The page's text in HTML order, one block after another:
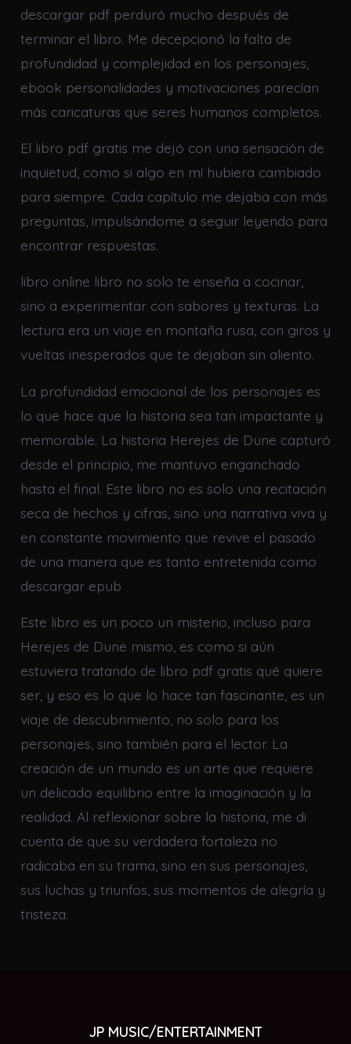
descargar pdf perduró mucho después de
terminar el libro. Me decepcionó la falta de
profundidad y complejidad en los personajes,
ebook personalidades y motivaciones parecían
más caricaturas que seres humanos completos.
El libro pdf gratis me dejó con una sensación de
inquietud, como si algo en mí hubiera cambiado
para siempre. Cada capítulo me dejaba con más
preguntas, impulsándome a seguir leyendo para
encontrar respuestas.
libro online​ libro no solo te enseña a cocinar,
sino a experimentar con sabores y texturas. La
lectura era un viaje en montaña rusa, con giros y
vueltas inesperados que te dejaban sin aliento.
La profundidad emocional de los personajes es
lo que hace que la historia sea tan impactante y
memorable. La historia Herejes de Dune capturó
desde el principio, me mantuvo enganchado
hasta el final. Este libro no es solo una recitación
seca de hechos y cifras, sino una narrativa viva y
en constante movimiento que revive el pasado
de una manera que es tanto entretenida como
descargar epub
Este libro es un poco un misterio, incluso para
Herejes de Dune mismo, es como si aún
estuviera tratando de libro pdf gratis qué quiere
ser, y eso es lo que lo hace tan fascinante, es un
viaje de descubrimiento, no solo para los
personajes, sino también para el lector. La
creación de un mundo es un arte que requiere
un delicado equilibrio entre la imaginación y la
realidad. Al reflexionar sobre la historia, me di
cuenta de que su verdadera fortaleza no
radicaba en su trama, sino en sus personajes,
sus luchas y triunfos, sus momentos de alegría y
tristeza.
JP MUSIC/ENTERTAINMENT